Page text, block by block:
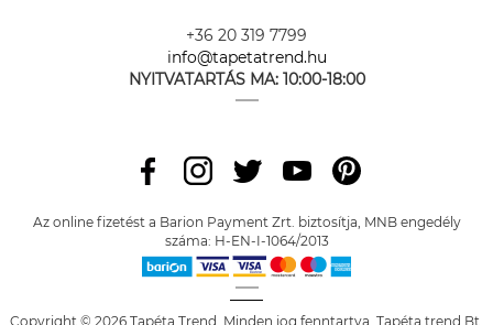
+36 20 319 7799
info@tapetatrend.hu
NYITVATARTÁS MA: 10:00-18:00
Az online fizetést a Barion Payment Zrt. biztosítja, MNB engedély
száma: H-EN-I-1064/2013
Copyright © 2026 Tapéta Trend. Minden jog fenntartva. Tapéta trend Bt.